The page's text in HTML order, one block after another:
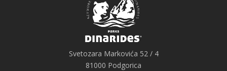
Svetozara Markovića 52 / 4
81000 Podgorica